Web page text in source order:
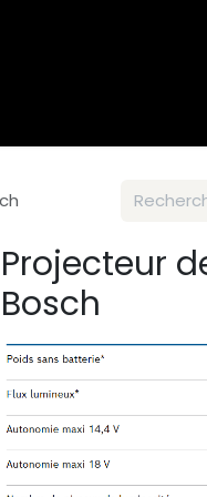
Projecteur
Bosch